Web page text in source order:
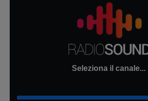
Seleziona il canale...